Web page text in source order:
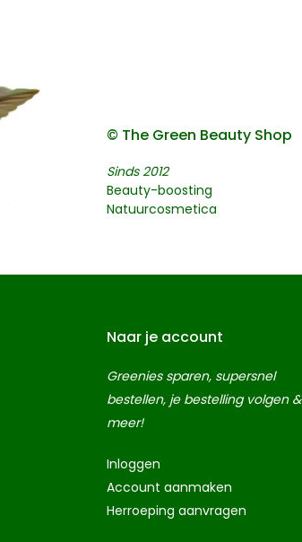
© The Green Beauty Shop
Sinds 2012
Beauty-boosting
Natuurcosmetica
Naar je account
Greenies sparen, supersnel
bestellen, je bestelling volgen &
meer!
Inloggen
Account aanmaken
Herroeping aanvragen